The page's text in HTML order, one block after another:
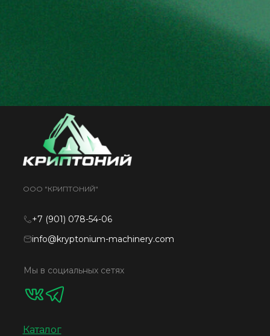
+7 (901) 078-54-06
info@kryptonium-machinery.com
Каталог
Мы в социальных сетях
ООО "КРИПТОНИЙ"